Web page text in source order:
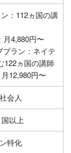
：112ヵ国の講
月4,880円〜
プラン：ネイテ
122ヵ国の講師
12,980円〜
会人
以上
特化